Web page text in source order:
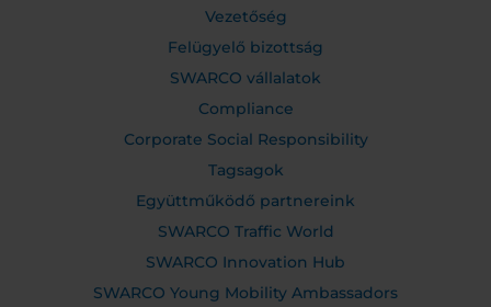
Vezetőség
Felügyelő bizottság
SWARCO vállalatok
Compliance
Corporate Social Responsibility
Tagsagok
Együttműködő partnereink
SWARCO Traffic World
SWARCO Innovation Hub
SWARCO Young Mobility Ambassadors